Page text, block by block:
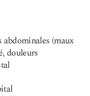
(maux
douleurs